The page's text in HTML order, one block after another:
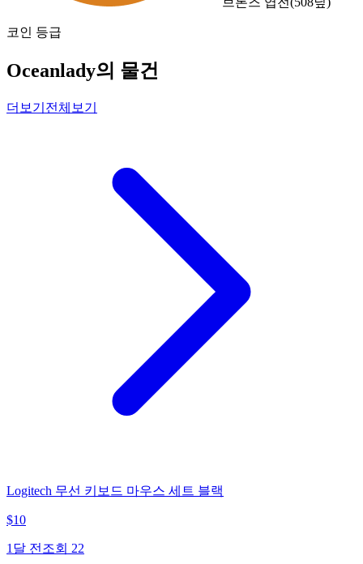
코인 등급
Oceanlady의 물건
더보기 전체보기
Logitech 무선 키보드 마우스 세트 블랙
$10
1달 전 조회 22